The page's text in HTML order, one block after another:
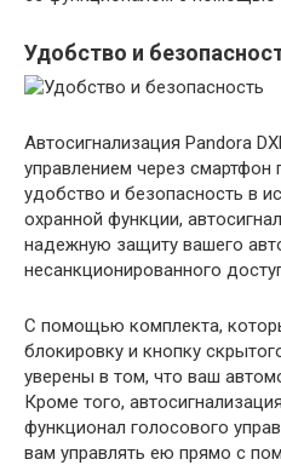
Удобство и
Автосигнализация Pandora
управлением через смартфон
удобство и безопасность в
охранной функции,
надежную защиту вашего
несанкционированного
С помощью комплекта,
блокировку и кнопку
уверены в том, что ваш
Кроме того,
функционал голосового
вам управлять ею прямо с